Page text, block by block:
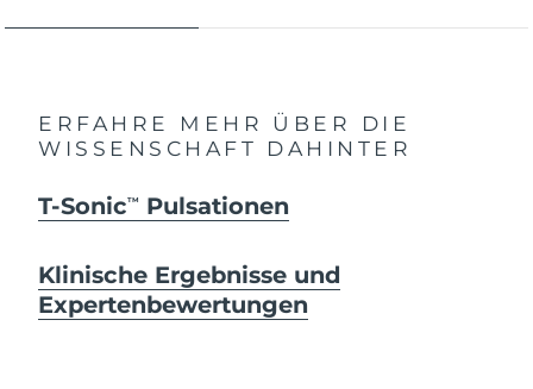
ERFAHRE MEHR ÜBER DIE
WISSENSCHAFT DAHINTER
T-SonicTM Pulsationen
Klinische Ergebnisse und
Expertenbewertungen